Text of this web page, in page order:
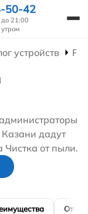
50-42
21:00
устройств
Казани дадут
Чистка от пыли.